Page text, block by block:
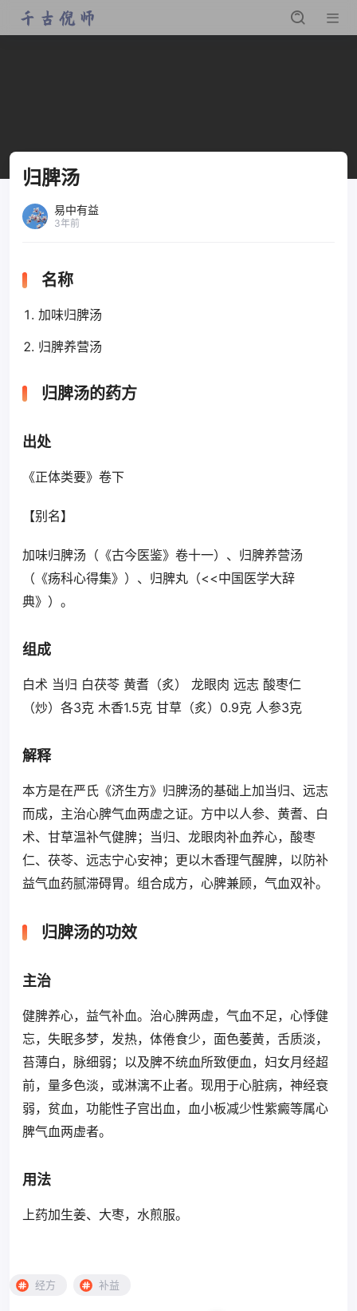
归脾汤
易中有益
3年前
名称
加味归脾汤
归脾养营汤
归脾汤的药方
出处
《正体类要》卷下
【别名】
加味归脾汤（《古今医鉴》卷十一）、归脾养营汤
（《疡科心得集》）、归脾丸（<<中国医学大辞
典》）。
组成
白术 当归 白茯苓 黄耆（炙） 龙眼肉 远志 酸枣仁
（炒）各3克 木香1.5克 甘草（炙）0.9克 人参3克
解释
本方是在严氏《济生方》归脾汤的基础上加当归、远志
而成，主治心脾气血两虚之证。方中以人参、黄耆、白
术、甘草温补气健脾；当归、龙眼肉补血养心，酸枣
仁、茯苓、远志宁心安神；更以木香理气醒脾，以防补
益气血药腻滞碍胃。组合成方，心脾兼顾，气血双补。
归脾汤的功效
主治
健脾养心，益气补血。治心脾两虚，气血不足，心悸健
忘，失眠多梦，发热，体倦食少，面色萎黄，舌质淡，
苔薄白，脉细弱；以及脾不统血所致便血，妇女月经超
前，量多色淡，或淋漓不止者。现用于心脏病，神经衰
弱，贫血，功能性子宫出血，血小板减少性紫癜等属心
脾气血两虚者。
用法
上药加生姜、大枣，水煎服。
经方 补益